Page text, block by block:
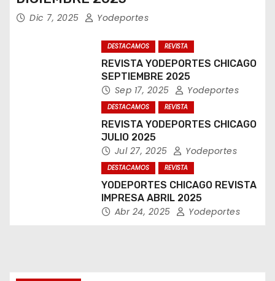
Dic 7, 2025 Yodeportes
DESTACAMOS REVISTA
REVISTA YODEPORTES CHICAGO
SEPTIEMBRE 2025
Sep 17, 2025 Yodeportes
DESTACAMOS REVISTA
REVISTA YODEPORTES CHICAGO
JULIO 2025
Jul 27, 2025 Yodeportes
DESTACAMOS REVISTA
YODEPORTES CHICAGO REVISTA
IMPRESA ABRIL 2025
Abr 24, 2025 Yodeportes